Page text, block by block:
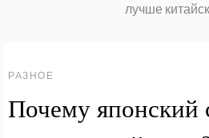
лучше
РАЗНОЕ
Почему японский